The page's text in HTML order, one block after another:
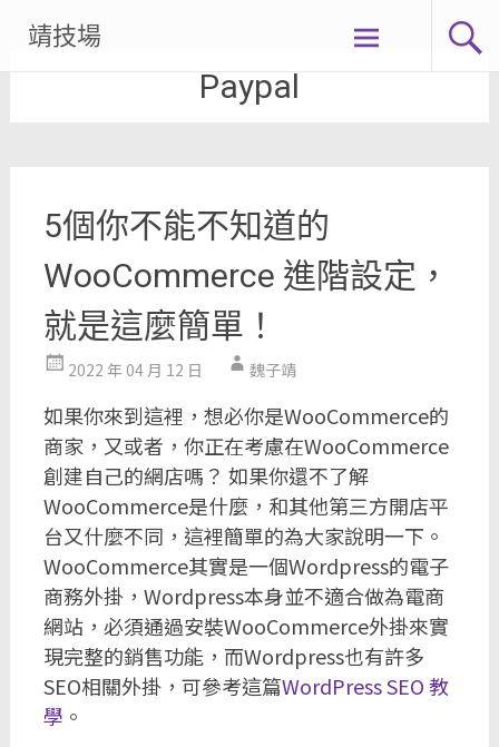
content
靖技場
Paypal
5個你不能不知道的
WooCommerce 進階設定，
就是這麼簡單！
2022 年 04 月 12 日 魏子靖
如果你來到這裡，想必你是WooCommerce的
商家，又或者，你正在考慮在WooCommerce
創建自己的網店嗎？ 如果你還不了解
WooCommerce是什麼，和其他第三方開店平
台又什麼不同，這裡簡單的為大家說明一下。
WooCommerce其實是一個Wordpress的電子
商務外掛，Wordpress本身並不適合做為電商
網站，必須通過安裝WooCommerce外掛來實
現完整的銷售功能，而Wordpress也有許多
SEO相關外掛，可參考這篇WordPress SEO 教
學 。